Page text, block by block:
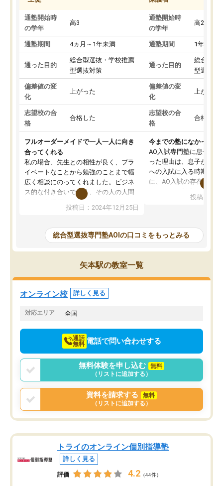
通塾開始時
の学年
高3
通塾期間 4ヵ月～1年未満
通った目的
総合型選抜・学校推薦
型選抜対策
偏差値の変
化
上がった
志望校の合
格
合格した
フルオーダーメイドで一人一人に向き
合ってくれる
私の場合、先生との相性が良く、プラ
イベートなことから勉強のことまで幅
広く相談にのってくれました。ビジネ
ス的な付き合いでなく、その人の人間
性までを適切に把握し、むきあってい
るなぁと強く感じることできました。
と相談すると、他の先生も紹介してく
ださり、客観的なアドバイスもいただ
くことができました（志望理由・自己
PR等の添削において）。そして、なに
より自習室が解放されている点がよか
ったです。友達と好きな時間に自習
し、お互いを高めあえる環境がありま
投稿日：2024年12月25日
通塾開始時
の学年
高2
通塾期間 1年以上
通った目的
総合型選
型選抜対
偏差値の変
化
上がった
志望校の合
格
合格した
今までの塾になかった
AO入試専門塾に息子を
った理由は、息子が高校
への入試に入る時期に差
に、AO入試の存在を息
たことから、AOIに入塾
で、AO入試を改めて知
それに対しての具体的な
ことでした。更に子供の
けてらっしゃいますので
投稿日：
総合型選抜専門塾AOIの口コミをもっとみる
矢本駅の教室一覧
オンライン校 詳しく見る
対応エリア 全国
通話
無料 電話で問い合わせする
無料体験を申し込む
無料
（リストに追加する）
資料を請求する
無料
（リストに追加する）
トライのオンライン個別指導塾
詳しく見る
評価 4.2 （44件）